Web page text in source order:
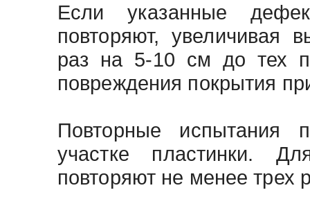
Если указанные
повторяют, увеличивая
раз на 5-10 см до тех
повреждения покрытия
Повторные испытания
участке пластинки.
повторяют не менее трех